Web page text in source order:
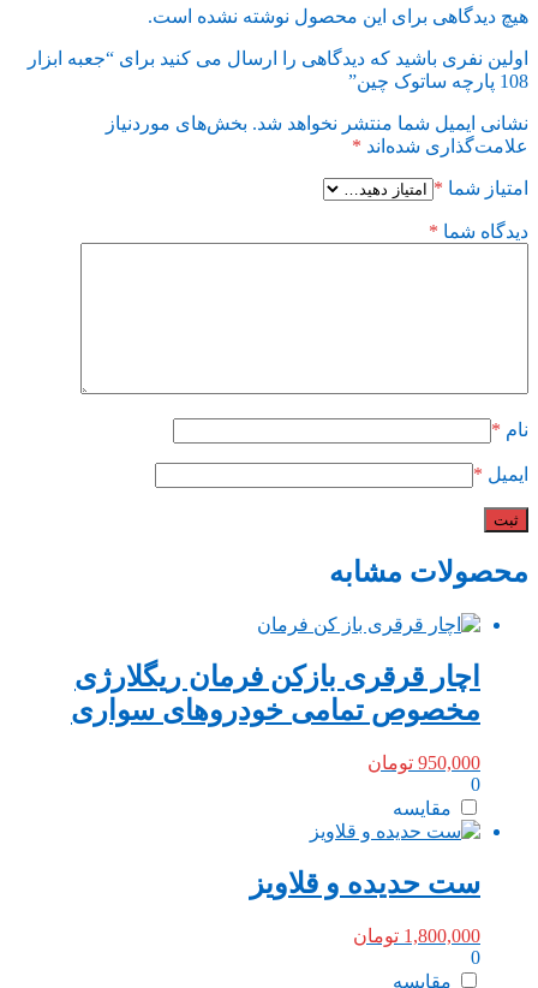
هیچ دیدگاهی برای این محصول نوشته نشده است.
اولین نفری باشید که دیدگاهی را ارسال می کنید برای “جعبه ابزار
108 پارچه ساتوک چین”
نشانی ایمیل شما منتشر نخواهد شد. بخش‌های موردنیاز
علامت‌گذاری شده‌اند *
امتیاز شما *
دیدگاه شما *
نام *
ایمیل *
محصولات مشابه
اچار قرقری بازکن فرمان ریگلارژی
مخصوص تمامی خودروهای سواری
950,000 تومان
0
مقایسه
ست حدیده و قلاویز
1,800,000 تومان
0
مقایسه